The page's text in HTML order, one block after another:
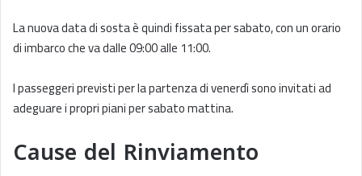
La nuova data di sosta è quindi fissata per sabato, con un orario
di imbarco che va dalle 09:00 alle 11:00.
I passeggeri previsti per la partenza di venerdì sono invitati ad
adeguare i propri piani per sabato mattina.
Cause del Rinviamento